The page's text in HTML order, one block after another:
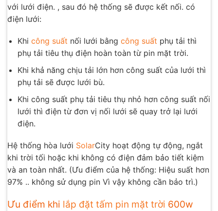
với lưới điện. , sau đó hệ thống sẽ được kết nối. có
điện lưới:
Khi công suất nối lưới bằng công suất phụ tải thì
phụ tải tiêu thụ điện hoàn toàn từ pin mặt trời.
Khi khả năng chịu tải lớn hơn công suất của lưới thì
phụ tải sẽ được lưới bù.
Khi công suất phụ tải tiêu thụ nhỏ hơn công suất nối
lưới thì điện từ đơn vị nối lưới sẽ quay trở lại lưới
điện.
Hệ thống hòa lưới SolarCity hoạt động tự động, ngắt
khi trời tối hoặc khi không có điện đảm bảo tiết kiệm
và an toàn nhất. (Ưu điểm của hệ thống: Hiệu suất hơn
97% .. không sử dụng pin Vì vậy không cần bảo trì.)
Ưu điểm khi lắp đặt tấm pin mặt trời 600w